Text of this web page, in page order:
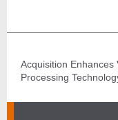
Acquisition Enhances
Processing